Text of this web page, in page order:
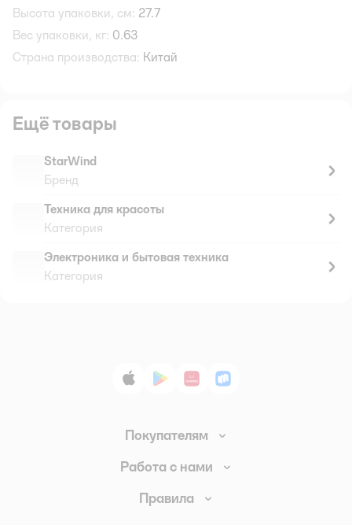
Высота упаковки, см: 27.7
Вес упаковки, кг: 0.63
Страна производства: Китай
Ещё товары
StarWind
Бренд
Техника для красоты
Категория
Электроника и бытовая техника
Категория
App StoreGoogle Play
AppGallery
RuStore
Покупателям
Доставка и оплата
Промокоды
Работа с нами
Вакансии
Правила